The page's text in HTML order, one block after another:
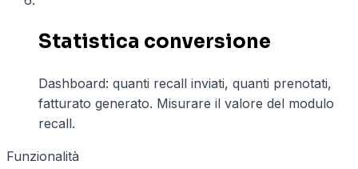
Statistica conversione
Dashboard: quanti recall inviati, quanti prenotati,
fatturato generato. Misurare il valore del modulo
recall.
Funzionalità